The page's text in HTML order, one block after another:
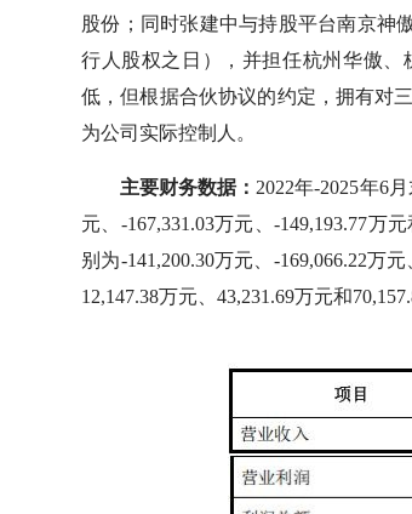
股份；同时张建中与持股平台南京神
行人股权之日），并担任杭州华傲
低，但根据合伙协议的约定，拥有对
为公司实际控制人。
主要财务数据： 2022年-2025年6
元、-167,331.03万元、-149,193.77万
别为-141,200.30万元、-169,066.22万
12,147.38万元、43,231.69万元和